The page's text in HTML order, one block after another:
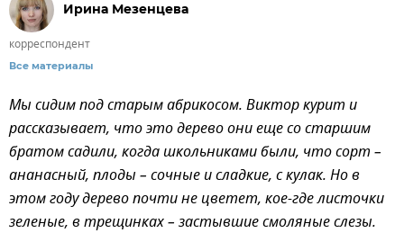
Ирина Мезенцева
корреспондент
Все материалы
Мы сидим под старым абрикосом. Виктор курит и
рассказывает, что это дерево они еще со старшим
братом садили, когда школьниками были, что сорт –
ананасный, плоды – сочные и сладкие, с кулак. Но в
этом году дерево почти не цветет, кое-где листочки
зеленые, в трещинках – застывшие смоляные слезы.